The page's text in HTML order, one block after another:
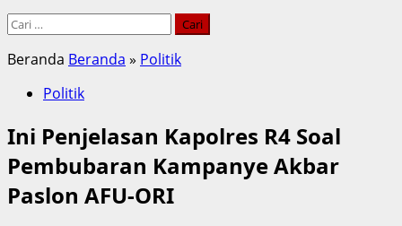
Cari
Beranda Beranda » Politik
Politik
Ini Penjelasan Kapolres R4 Soal
Pembubaran Kampanye Akbar
Paslon AFU-ORI